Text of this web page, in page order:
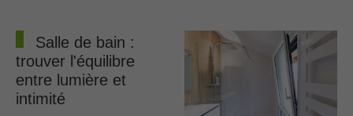
Salle de bain :
trouver l'équilibre
entre lumière et
intimité